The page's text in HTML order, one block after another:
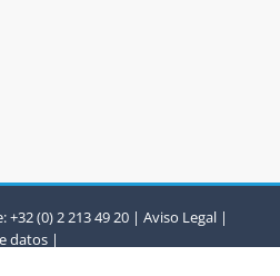
+32 (0) 2 213 49 20 | Aviso Legal |
datos |